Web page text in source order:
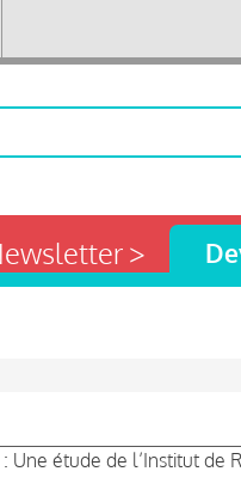
>
: Une étude de l’Institut de